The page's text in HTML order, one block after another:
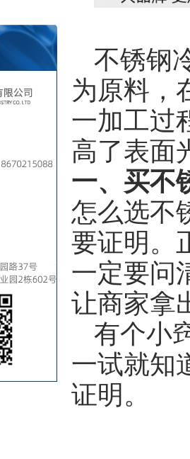
不锈钢
为原料，
一加工过
高了表面
一、买不
怎么选不
要证明。
一定要问
让商家拿
有个小
一试就知
证明。